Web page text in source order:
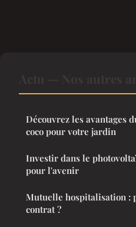
Découvrez les avantages
coco pour votre jardin
Investir dans le
pour l'avenir
Mutuelle hospitalisation :
contrat ?